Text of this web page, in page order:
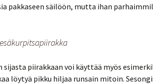
pakkaseen säilöön, mutta ihan
sijasta piirakkaan voi käyttää myös
löytyä pikku hiljaa runsain mitoin.